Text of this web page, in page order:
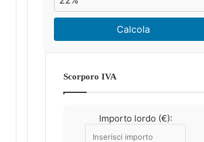
Calcola
Scorporo IVA
Importo lordo (€):